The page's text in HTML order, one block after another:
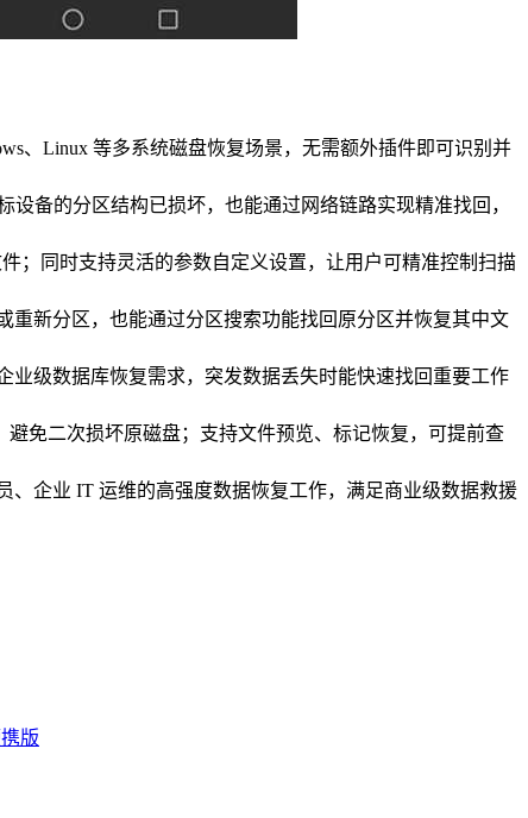
、Linux 等多系统磁盘恢复场景，无需额外插件即可识别并
备的分区结构已损坏，也能通过网络链路实现精准找回，
；同时支持灵活的参数自定义设置，让用户可精准控制扫描
重新分区，也能通过分区搜索功能找回原分区并恢复其中文
业级数据库恢复需求，突发数据丢失时能快速找回重要工作
免二次损坏原磁盘；支持文件预览、标记恢复，可提前查
、企业 IT 运维的高强度数据恢复工作，满足商业级数据救援
版